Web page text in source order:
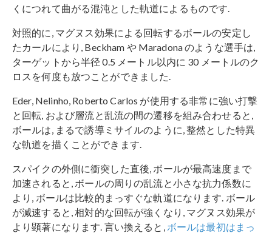
くにつれて曲がる混沌とした軌道によるものです.
対照的に, マグヌス効果による回転するボールの安定し
たカールにより, Beckham や Maradona のような選手は,
ターゲットから半径 0.5 メートル以内に 30 メートルのク
ロスを何度も放つことができました.
Eder, Nelinho, Roberto Carlos が使用する非常に強い打撃
と回転, および層流と乱流の間の遷移を組み合わせると,
ボールは, まるで誘導ミサイルのように, 整然とした特異
な軌道を描くことができます.
スパイクの外側に衝突した直後, ボールが最高速度まで
加速されると, ボールの周りの乱流と小さな抗力係数に
より, ボールは比較的まっすぐな軌道になります. ボール
が減速すると, 相対的な回転が強くなり, マグヌス効果が
より顕著になります. 言い換えると, ボールは最初はまっ